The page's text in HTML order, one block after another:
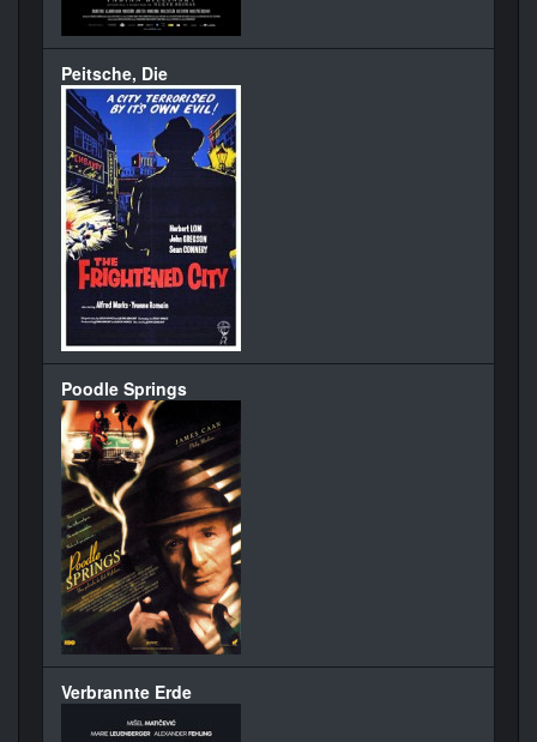
Peitsche, Die
Poodle Springs
Verbrannte Erde